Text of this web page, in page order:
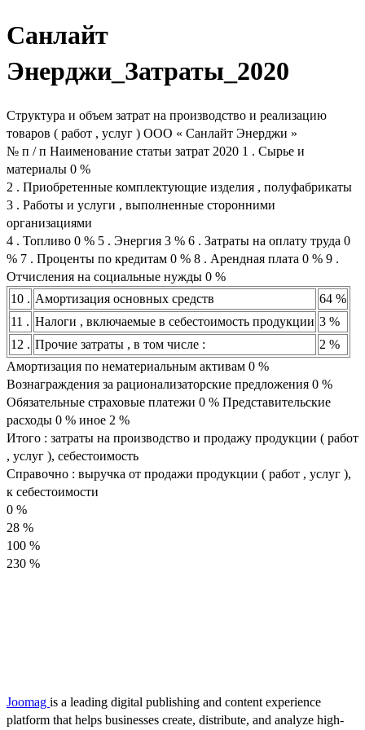
Санлайт
Энерджи_Затраты_2020
Структура и объем затрат на производство и реализацию
товаров ( работ , услуг ) ООО « Санлайт Энерджи »
№ п / п Наименование статьи затрат 2020 1 . Сырье и
материалы 0 %
2 . Приобретенные комплектующие изделия , полуфабрикаты
3 . Работы и услуги , выполненные сторонними
организациями
4 . Топливо 0 % 5 . Энергия 3 % 6 . Затраты на оплату труда 0
% 7 . Проценты по кредитам 0 % 8 . Арендная плата 0 % 9 .
Отчисления на социальные нужды 0 %
10 . Амортизация основных средств
64 %
11 . Налоги , включаемые в себестоимость продукции 3 %
12 . Прочие затраты , в том числе :
2 %
Амортизация по нематериальным активам 0 %
Вознаграждения за рационализаторские предложения 0 %
Обязательные страховые платежи 0 % Представительские
расходы 0 % иное 2 %
Итого : затраты на производство и продажу продукции ( работ
, услуг ), себестоимость
Справочно : выручка от продажи продукции ( работ , услуг ),
к себестоимости
0 %
28 %
100 %
230 %
Joomag is a leading digital publishing and content experience
platform that helps businesses create, distribute, and analyze high-